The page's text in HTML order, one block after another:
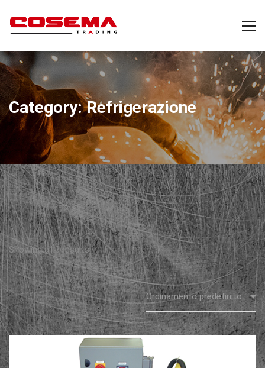
Category: Refrigerazione
Showing all 3 results